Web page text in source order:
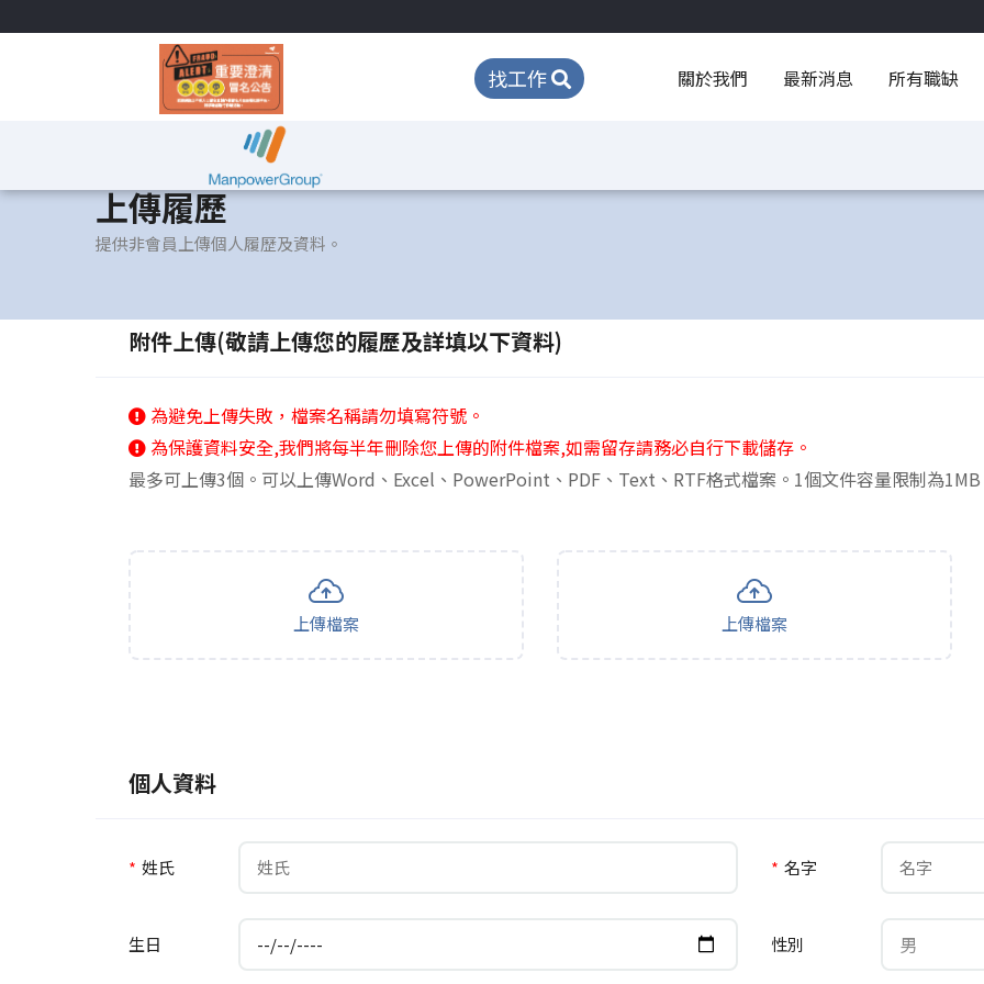
找工作 關於我們 最新消息 所有職缺
上傳履歷
提供非會員上傳個人履歷及資料。
附件上傳(敬請上傳您的履歷及詳填以下資料)
為避免上傳失敗，檔案名稱請勿填寫符號。
為保護資料安全,我們將每半年刪除您上傳的附件檔案,如需留存請務必自行下載儲存。
最多可上傳3個。可以上傳Word、Excel、PowerPoint、PDF、Text、RTF格式檔案。1個文件容量限制為
上傳檔案 上傳檔案
個人資料
* 姓氏 * 名字
生日 性別 男